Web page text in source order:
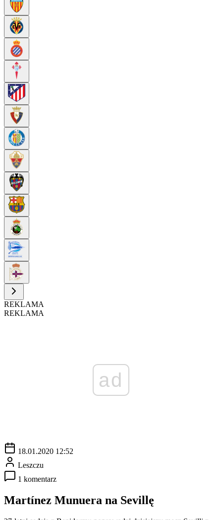
REKLAMA
REKLAMA
ad
18.01.2020 12:52
Leszczu
1 komentarz
Martínez Munuera na Sevillę